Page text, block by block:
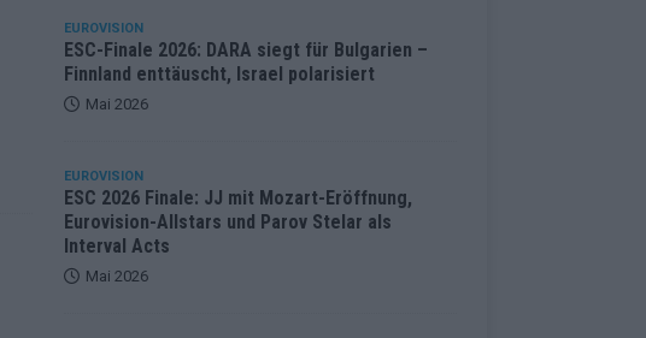
EUROVISION
ESC-Finale 2026: DARA siegt für Bulgarien –
Finnland enttäuscht, Israel polarisiert
Mai 2026
EUROVISION
ESC 2026 Finale: JJ mit Mozart-Eröffnung,
Eurovision-Allstars und Parov Stelar als
Interval Acts
Mai 2026